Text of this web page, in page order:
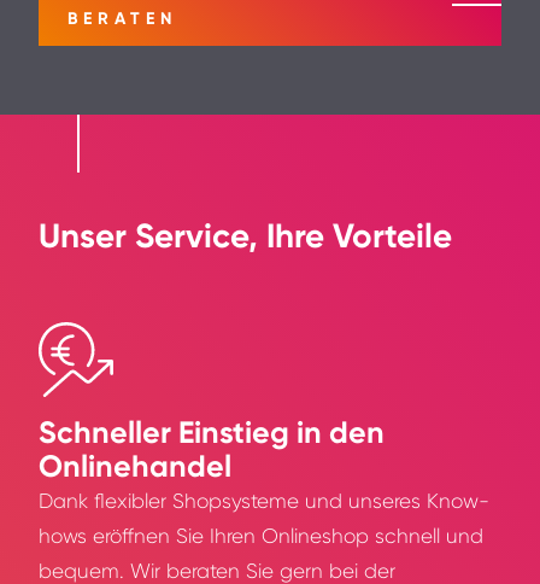
BERATEN
Unser Service, Ihre Vorteile
Schneller Einstieg in den
Onlinehandel
Dank flexibler Shopsysteme und unseres Know-
hows eröffnen Sie Ihren Onlineshop schnell und
bequem. Wir beraten Sie gern bei der